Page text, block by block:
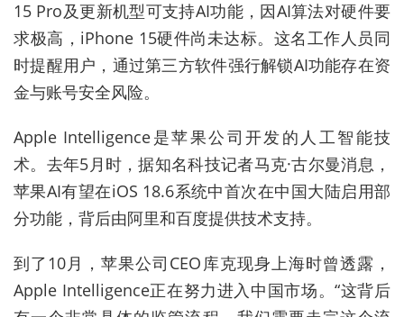
15 Pro及更新机型可支持AI功能，因AI算法对硬件要
求极高，iPhone 15硬件尚未达标。这名工作人员同
时提醒用户，通过第三方软件强行解锁AI功能存在资
金与账号安全风险。
Apple Intelligence是苹果公司开发的人工智能技
术。去年5月时，据知名科技记者马克·古尔曼消息，
苹果AI有望在iOS 18.6系统中首次在中国大陆启用部
分功能，背后由阿里和百度提供技术支持。
到了10月，苹果公司CEO库克现身上海时曾透露，
Apple Intelligence正在努力进入中国市场。“这背后